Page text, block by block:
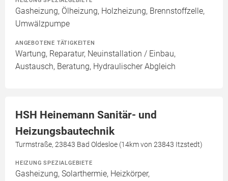
Gasheizung, Ölheizung, Holzheizung, Brennstoffzelle,
Umwälzpumpe
ANGEBOTENE TÄTIGKEITEN
Wartung, Reparatur, Neuinstallation / Einbau,
Austausch, Beratung, Hydraulischer Abgleich
HSH Heinemann Sanitär- und
Heizungsbautechnik
Turmstraße, 23843 Bad Oldesloe (14km von 23843 Itzstedt)
HEIZUNG SPEZIALGEBIETE
Gasheizung, Solarthermie, Heizkörper,